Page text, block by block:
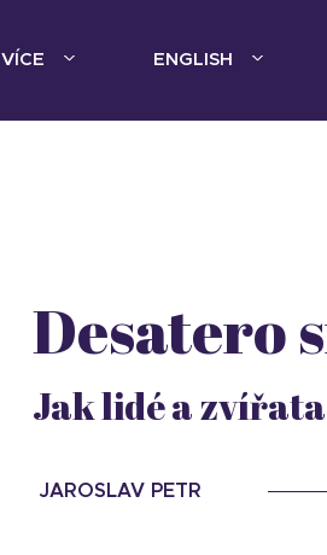
VÍCE ENGLISH
Desatero
Jak lidé a
JAROSLAV PETR